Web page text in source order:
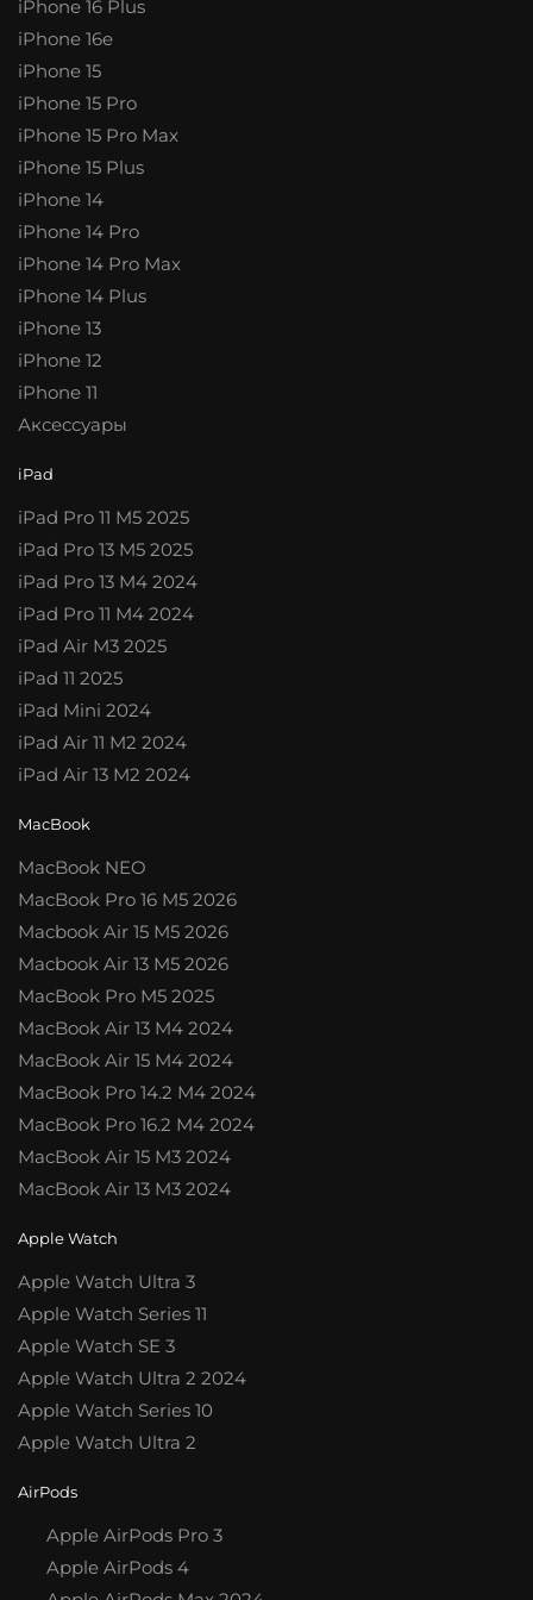
iPhone 16 Plus
iPhone 16e
iPhone 15
iPhone 15 Pro
iPhone 15 Pro Max
iPhone 15 Plus
iPhone 14
iPhone 14 Pro
iPhone 14 Pro Max
iPhone 14 Plus
iPhone 13
iPhone 12
iPhone 11
Аксессуары
iPad
iPad Pro 11 M5 2025
iPad Pro 13 M5 2025
iPad Pro 13 M4 2024
iPad Pro 11 M4 2024
iPad Air M3 2025
iPad 11 2025
iPad Mini 2024
iPad Air 11 M2 2024
iPad Air 13 M2 2024
MacBook
MacBook NEO
MacBook Pro 16 M5 2026
Macbook Air 15 M5 2026
Macbook Air 13 M5 2026
MacBook Pro M5 2025
MacBook Air 13 M4 2024
MacBook Air 15 M4 2024
MacBook Pro 14.2 M4 2024
MacBook Pro 16.2 M4 2024
MacBook Air 15 M3 2024
MacBook Air 13 M3 2024
Apple Watch
Apple Watch Ultra 3
Apple Watch Series 11
Apple Watch SE 3
Apple Watch Ultra 2 2024
Apple Watch Series 10
Apple Watch Ultra 2
AirPods
Apple AirPods Pro 3
Apple AirPods 4